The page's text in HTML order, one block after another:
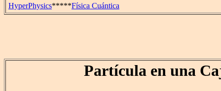
HyperPhysics*****Física Cuántica
Partícula en una